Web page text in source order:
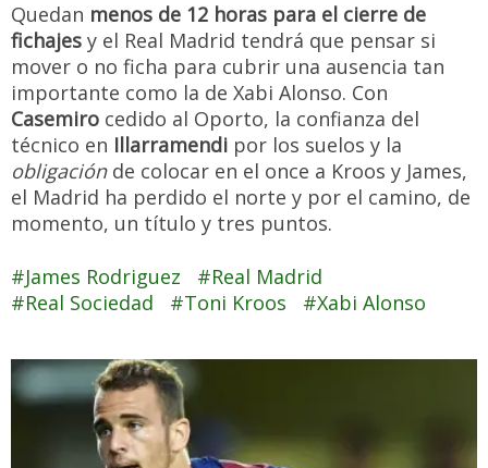
Quedan menos de 12 horas para el cierre de
fichajes y el Real Madrid tendrá que pensar si
mover o no ficha para cubrir una ausencia tan
importante como la de Xabi Alonso. Con
Casemiro cedido al Oporto, la confianza del
técnico en Illarramendi por los suelos y la
obligaciónde colocar en el once a Kroos y James,
el Madrid ha perdido el norte y por el camino, de
momento, un título y tres puntos.
James Rodriguez
Real Madrid
Real Sociedad
Toni Kroos Xabi Alonso